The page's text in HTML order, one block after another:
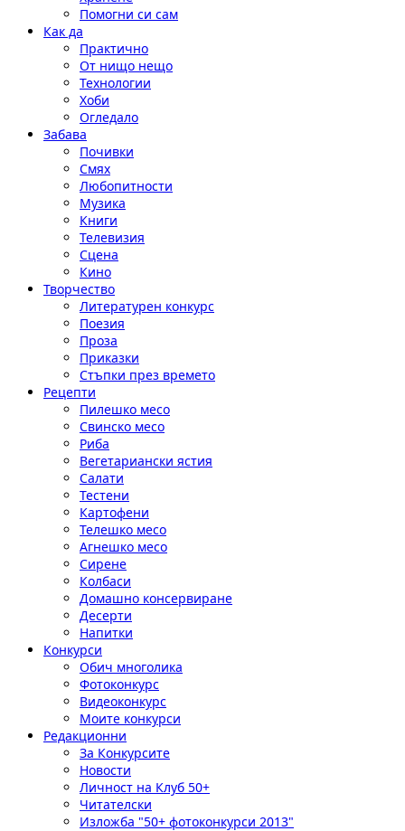
Помогни си сам
Как да
Практично
От нищо нещо
Технологии
Хоби
Огледало
Забава
Почивки
Смях
Любопитности
Музика
Книги
Телевизия
Сцена
Кино
Творчество
Литературен конкурс
Поезия
Проза
Приказки
Стъпки през времето
Рецепти
Пилешко месо
Свинско месо
Риба
Вегетариански ястия
Салати
Тестени
Картофени
Телешко месо
Агнешко месо
Сирене
Колбаси
Домашно консервиране
Десерти
Напитки
Конкурси
Обич многолика
Фотоконкурс
Видеоконкурс
Моите конкурси
Редакционни
За Конкурсите
Новости
Личност на Клуб 50+
Читателски
Изложба "50+ фотоконкурси 2013"